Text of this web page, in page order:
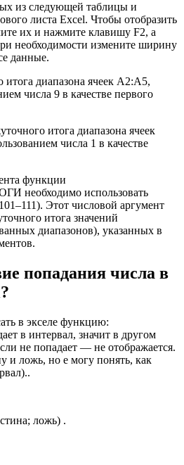
из следующей таблицы и
листа Excel. Чтобы отобразить
их и нажмите клавишу F2, а
необходимости измените ширину
данные.
диапазона ячеек A2:A5,
числа 9 в качестве первого
итога диапазона ячеек
числа 1 в качестве
функции
использовать
Этот числовой аргумент
итога значений
диапазонов), указанных в
попадания числа в
в экселе функцию:
в интервал, значит в другом
не попадает — не отображается.
и ложь, но е могу понять, как
ложь) .